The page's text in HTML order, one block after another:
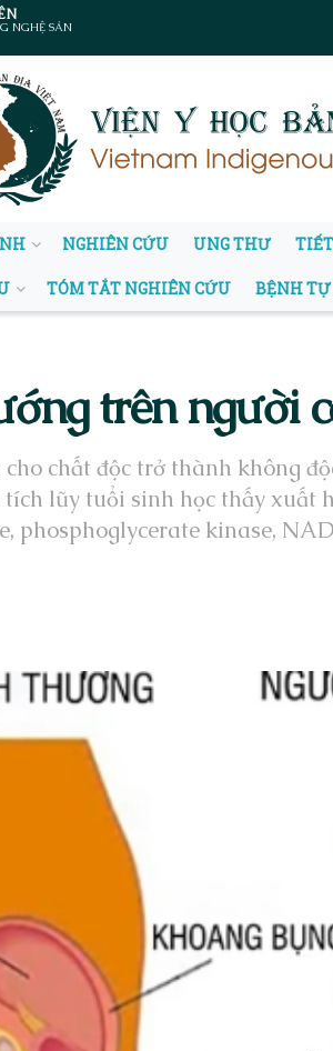
NGHỆ SẢN
NGHIÊN CỨU UNG THƯ
TÓM TẮT NGHIÊN CỨU BỆNH
trên người
chất độc trở thành không
lũy tuổi sinh học thấy
phosphoglycerate kinase,